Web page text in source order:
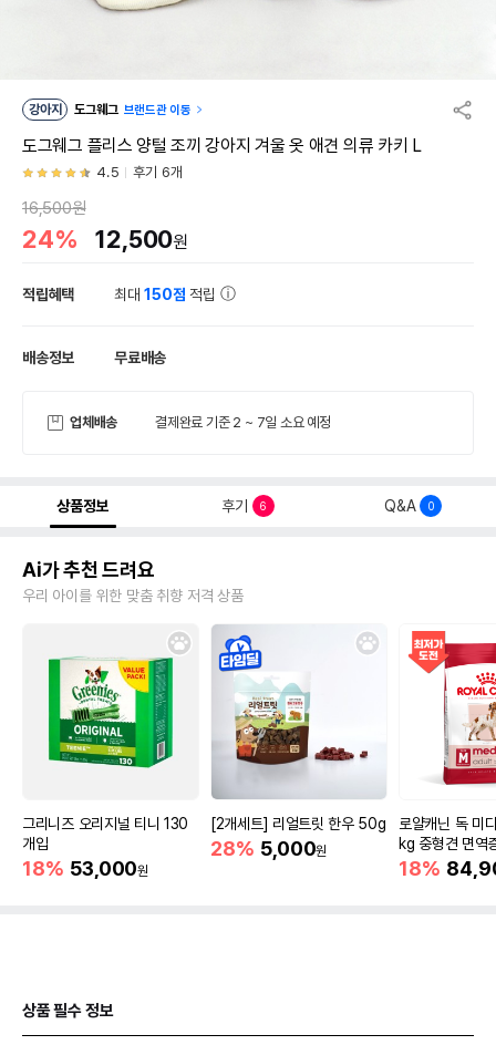
강아지 도그웨그 브랜드관 이동
도그웨그 플리스 양털 조끼 강아지 겨울 옷 애견 의류 카키 L
4.5 후기 6개
16,500원
24% 12,500원
적립혜택 최대150점 적립
배송정보 무료배송
업체배송 결제완료 기준 2 ~ 7일 소요 예정
상품정보 후기 6 Q&A 0
Ai가 추천 드려요
우리 아이를 위한 맞춤 취향 저격 상품
그리니즈 오리지널 티니 130
개입
18% 53,000원
[2개세트] 리얼트릿 한우 50g
28% 5,000원
로얄캐닌 독 미
kg 중형견 면역
18%
상품 필수 정보